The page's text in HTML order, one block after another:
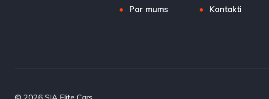
Par mums Kontakti
© 2026 SIA Elite Cars